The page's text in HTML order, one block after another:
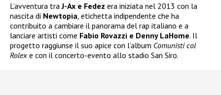
L’avventura traJ-Ax e Fedez era iniziata nel 2013 con la
nascita di Newtopia , etichetta indipendente che ha
contribuito a cambiare il panorama del rap italiano e a
lanciare artisti come Fabio Rovazzi e Denny LaHome. Il
progetto raggiunse il suo apice con l’album Comunisti col
Rolex e con il concerto-evento allo stadio San Siro.